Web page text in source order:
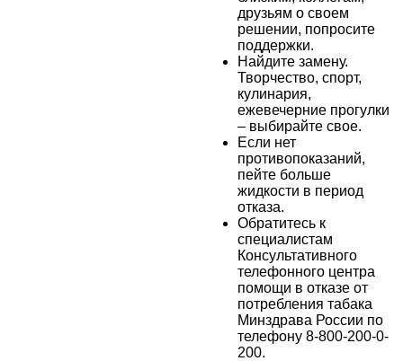
друзьям о своем
решении, попросите
поддержки.
Найдите замену.
Творчество, спорт,
кулинария,
ежевечерние прогулки
– выбирайте свое.
Если нет
противопоказаний,
пейте больше
жидкости в период
отказа.
Обратитесь к
специалистам
Консультативного
телефонного центра
помощи в отказе от
потребления табака
Минздрава России по
телефону 8-800-200-0-
200.